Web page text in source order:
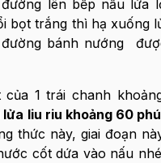
lên bếp nấu lửa
bọt trắng thì hạ xuống
bánh nướng
1 trái chanh
lửa liu riu khoảng 60
thức này, giai đoạn
cốt dứa vào nấu